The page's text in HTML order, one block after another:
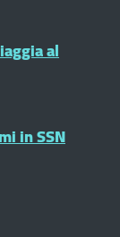
al
in SSN